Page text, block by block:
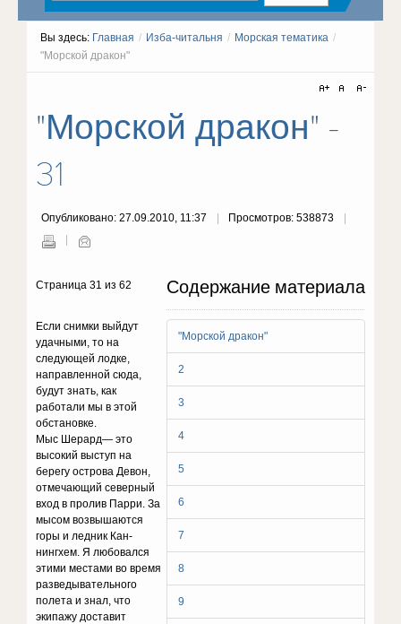
Вы здесь: Главная / Изба-читальня / Морская тематика /
"Морской дракон"
"Морской дракон" -
31
Опубликовано: 27.09.2010, 11:37 Просмотров: 538873
Содержание материала
"Морской дракон"
2
3
4
5
6
7
8
9
Страница 31 из 62
Если снимки выйдут
удачными, то на
следующей лодке,
направленной сюда,
будут знать, как
работали мы в этой
обстановке.
Мыс Шерард— это
высокий выступ на
берегу острова Девон,
отмечающий северный
вход в пролив Парри. За
мысом возвышаются
горы и ледник Кан-
нингхем. Я любовался
этими местами во время
разведывательного
полета и знал, что
экипажу доставит